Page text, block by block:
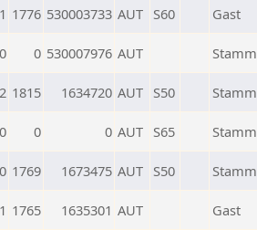
1 1776 530003733 AUT S60 Gast
0 0 530007976 AUT Stamm
2 1815 1634720 AUT S50 Stamm
0 0 0 AUT S65 Stamm
0 1769 1673475 AUT S50 Stamm
1 1765 1635301 AUT Gast